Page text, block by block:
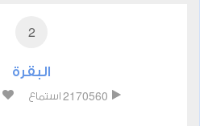
2
البقرة
2170560 استماع